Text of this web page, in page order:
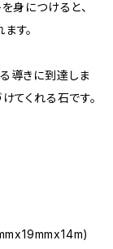
身につけると、
す。
導きに到達しま
てくれる石です。